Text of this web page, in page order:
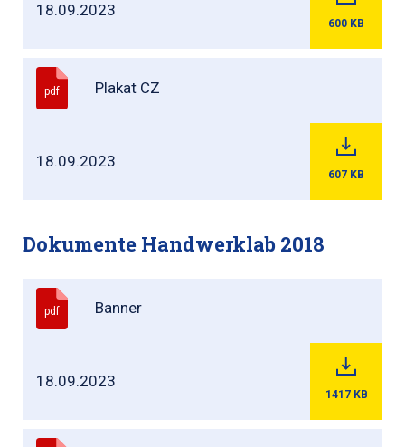
18.09.2023
600 KB
pdf Plakat CZ
18.09.2023
607 KB
Dokumente Handwerklab 2018
pdf Banner
18.09.2023
1417 KB